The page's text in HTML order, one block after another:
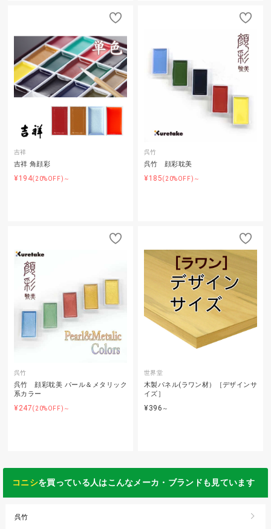
吉祥
吉祥 角顔彩
¥194(20%OFF)～
呉竹
呉竹 顔彩耽美
¥185(20%OFF)～
呉竹
呉竹 顔彩耽美 パール＆メタリック
系カラー
¥247(20%OFF)～
世界堂
木製パネル(ラワン材）［デザインサ
イズ］
¥396 ～
コニシを買っている人はこんなメーカ・ブランドも見ています
呉竹